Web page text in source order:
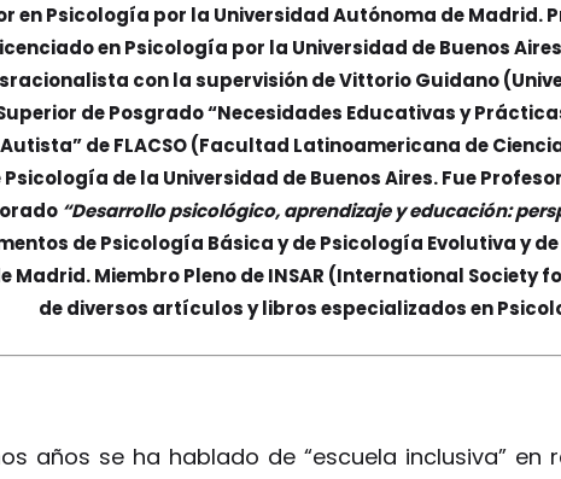
en Psicología por la Universidad Autónoma de Madrid.
en Psicología por la Universidad de Buenos
con la supervisión de Vittorio Guidano
de Posgrado “Necesidades Educativas y
de FLACSO (Facultad Latinoamericana de
de la Universidad de Buenos Aires. Fue
“Desarrollo psicológico, aprendizaje y educación:
de Psicología Básica y de Psicología Evolutiva y
Madrid. Miembro Pleno de INSAR (International Society
de diversos artículos y libros especializados en
años se ha hablado de “escuela inclusiva” en